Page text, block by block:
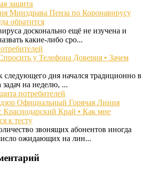
Минздрава Пенза по Коронавирусу
обратится
досконально ещё не изучена и
какие-либо сро...
у Телефона Доверия • Зачем
следующего дня начался традиционно в
на неделю, ...
Официальный Горячая Линия
Краснодарский Край • Как мне
к тесту
звонящих абонентов иногда
ожидающих на лин...